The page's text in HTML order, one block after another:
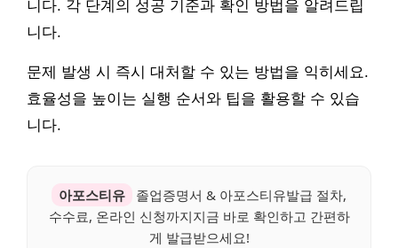
니다. 각 단계의 성공 기준과 확인 방법을 알려드립
니다.
문제 발생 시 즉시 대처할 수 있는 방법을 익히세요.
효율성을 높이는 실행 순서와 팁을 활용할 수 있습
니다.
아포스티유
졸업증명서 & 아포스티유발급 절차,
수수료, 온라인 신청까지지금 바로 확인하고 간편하
게 발급받으세요!